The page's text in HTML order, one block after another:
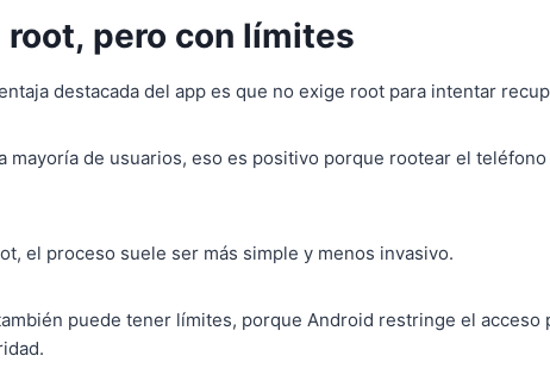
root, pero con límites
destacada del app es que no exige root para intentar
mayoría de usuarios, eso es positivo porque rootear el
el proceso suele ser más simple y menos invasivo.
puede tener límites, porque Android restringe el acceso